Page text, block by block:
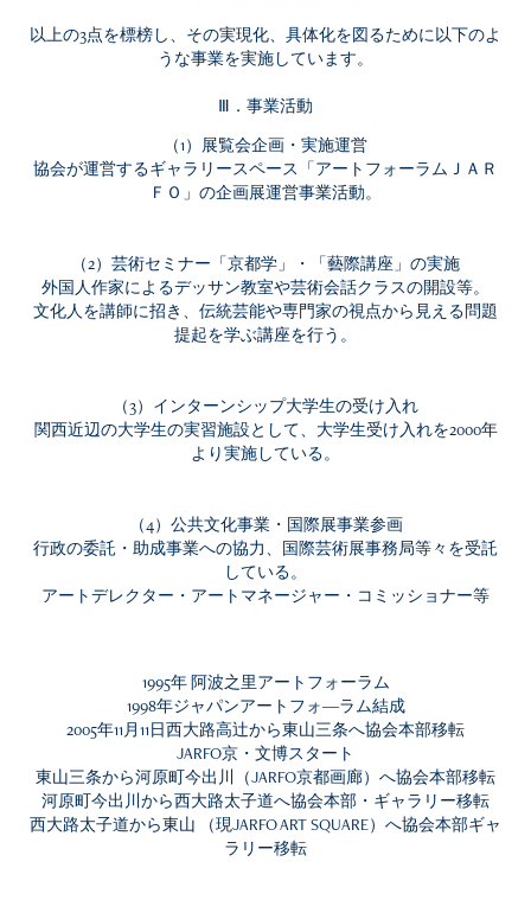
以上の3点を標榜し、その実現化、具体化を図るために以下のよ
うな事業を実施しています。
Ⅲ．事業活動
（1）展覧会企画・実施運営
協会が運営するギャラリースペース「アートフォーラムＪＡＲ
ＦＯ」の企画展運営事業活動。
（2）芸術セミナー「京都学」・「藝際講座」の実施
外国人作家によるデッサン教室や芸術会話クラスの開設等。
文化人を講師に招き、伝統芸能や専門家の視点から見える問題
提起を学ぶ講座を行う。
（3）インターンシップ大学生の受け入れ
関西近辺の大学生の実習施設として、大学生受け入れを2000年
より実施している。
（4）公共文化事業・国際展事業参画
行政の委託・助成事業への協力、国際芸術展事務局等々を受託
している。
アートデレクター・アートマネージャー・コミッショナー等
1995年 阿波之里アートフォーラム
1998年ジャパンアートフォ―ラム結成
2005年11月11日西大路高辻から東山三条へ協会本部移転
JARFO京・文博スタート
東山三条から河原町今出川（JARFO京都画廊）へ協会本部移転
河原町今出川から西大路太子道へ協会本部・ギャラリー移転
西大路太子道から東山 （現JARFO ART SQUARE）へ協会本部ギャ
ラリー移転